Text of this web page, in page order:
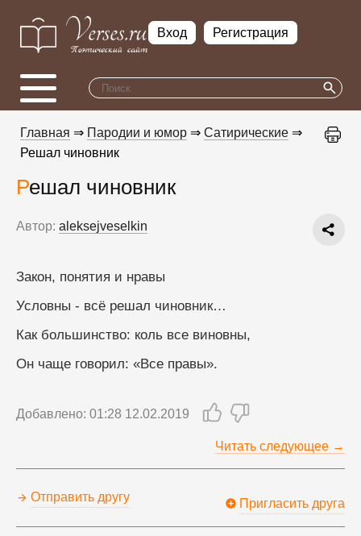
Вход Регистрация
Главная ⇒ Пародии и юмор ⇒ Сатирические ⇒
Решал чиновник
Решал чиновник
Автор: aleksejveselkin
Закон, понятия и нравы
Условны - всё решал чиновник…
Как большинство: коль все виновны,
Он чаще говорил: «Все правы».
Добавлено: 01:28 12.02.2019
Читать следующее →
Отправить другу Пригласить друга